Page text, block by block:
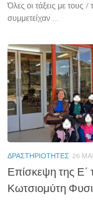
Όλες οι τάξεις με τους /
συμμετείχαν …
ΔΡΑΣΤΗΡΙΌΤΗΤΕΣ 26
Επίσκεψη της Ε΄
Κωτσιομύτη